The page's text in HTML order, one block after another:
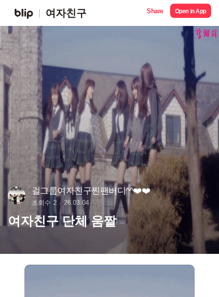
여자친구 Share Open in App
걸그룹여자친구찐팬버디^^❤️❤️
조회수 2 26.03.04
여자친구 단체 움짤